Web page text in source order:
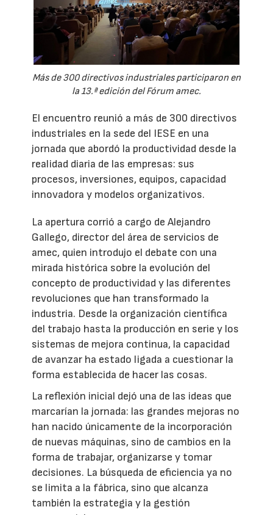
Más de 300 directivos industriales participaron en
la 13.ª edición del Fórum amec.
El encuentro reunió a más de 300 directivos
industriales en la sede del IESE en una
jornada que abordó la productividad desde la
realidad diaria de las empresas: sus
procesos, inversiones, equipos, capacidad
innovadora y modelos organizativos.
La apertura corrió a cargo de Alejandro
Gallego, director del área de servicios de
amec, quien introdujo el debate con una
mirada histórica sobre la evolución del
concepto de productividad y las diferentes
revoluciones que han transformado la
industria. Desde la organización científica
del trabajo hasta la producción en serie y los
sistemas de mejora continua, la capacidad
de avanzar ha estado ligada a cuestionar la
forma establecida de hacer las cosas.
La reflexión inicial dejó una de las ideas que
marcarían la jornada: las grandes mejoras no
han nacido únicamente de la incorporación
de nuevas máquinas, sino de cambios en la
forma de trabajar, organizarse y tomar
decisiones. La búsqueda de eficiencia ya no
se limita a la fábrica, sino que alcanza
también la estrategia y la gestión